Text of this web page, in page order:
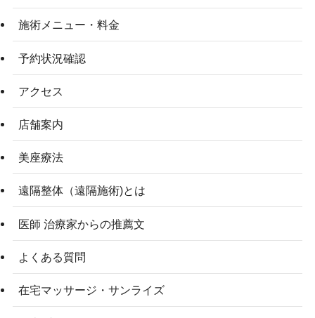
施術メニュー・料金
予約状況確認
アクセス
店舗案内
美座療法
遠隔整体（遠隔施術)とは
医師 治療家からの推薦文
よくある質問
在宅マッサージ・サンライズ